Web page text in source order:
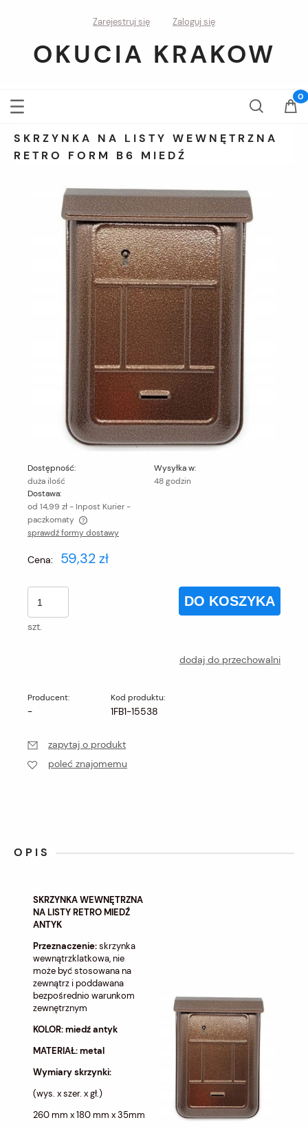
Zarejestruj się Zaloguj się
OKUCIA KRAKOW
SKRZYNKA NA LISTY WEWNĘTRZNA
RETRO FORM B6 MIEDŹ
Dostępność:
duża ilość
Wysyłka w:
48 godzin
Dostawa:
od 14,99 zł- Inpost Kurier -
paczkomaty
Cena nie zawiera ewentualnych kosztów płatności
sprawdź formy dostawy
Cena: 59,32 zł
szt.
DO KOSZYKA
dodaj do przechowalni
Producent:
-
Kod produktu:
1FB1-15538
zapytaj o produkt
poleć znajomemu
OPIS
SKRZYNKA WEWNĘTRZNA
NA LISTY RETRO MIEDŹ
ANTYK
Przeznaczenie:skrzynka
wewnątrzklatkowa, nie
może być stosowana na
zewnątrz i poddawana
bezpośrednio warunkom
zewnętrznym
KOLOR: miedź antyk
MATERIAŁ: metal
Wymiary skrzynki:
(wys. x szer. x gł.)
260 mm x 180 mm x 35mm